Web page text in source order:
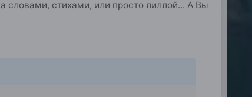
словами, стихами, или просто лиллой... А Вы